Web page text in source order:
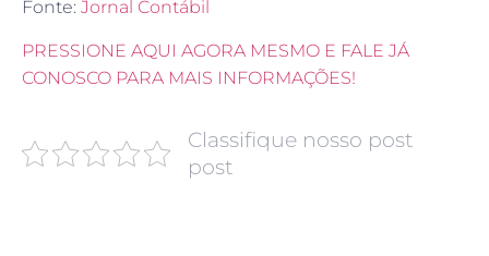
Fonte: Jornal Contábil
PRESSIONE AQUI AGORA MESMO E FALE JÁ
CONOSCO PARA MAIS INFORMAÇÕES!
Classifique nosso post
post